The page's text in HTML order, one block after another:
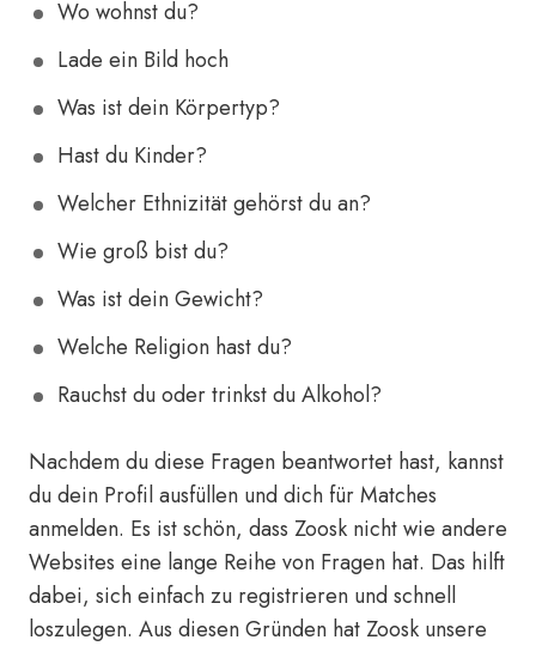
Wo wohnst du?
Lade ein Bild hoch
Was ist dein Körpertyp?
Hast du Kinder?
Welcher Ethnizität gehörst du an?
Wie groß bist du?
Was ist dein Gewicht?
Welche Religion hast du?
Rauchst du oder trinkst du Alkohol?
Nachdem du diese Fragen beantwortet hast, kannst
du dein Profil ausfüllen und dich für Matches
anmelden. Es ist schön, dass Zoosk nicht wie andere
Websites eine lange Reihe von Fragen hat. Das hilft
dabei, sich einfach zu registrieren und schnell
loszulegen. Aus diesen Gründen hat Zoosk unsere